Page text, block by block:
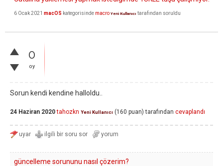
6 Ocak 2021 macOS kategorisinde macro Yeni Kullanıcı tarafından soruldu
0
oy
Sorun kendi kendine halloldu..
24 Haziran 2020 tahozkn Yeni Kullanıcı (160 puan) tarafından cevaplandı
güncelleme sorununu nasıl çözerim?